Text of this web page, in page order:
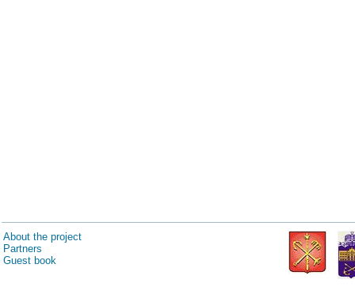
About the project
Partners
Guest book